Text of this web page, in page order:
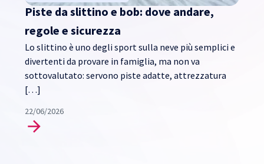
Piste da slittino e bob: dove andare,
regole e sicurezza
Lo slittino è uno degli sport sulla neve più semplici e
divertenti da provare in famiglia, ma non va
sottovalutato: servono piste adatte, attrezzatura
[…]
22/06/2026